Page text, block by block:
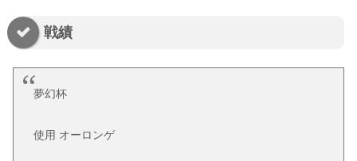
戦績
夢幻杯
使用 オーロンゲ